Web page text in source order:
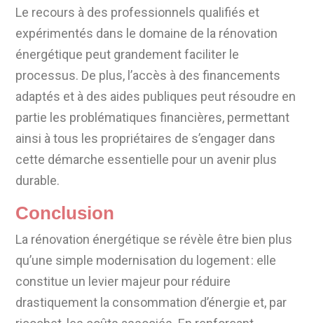
Le recours à des professionnels qualifiés et
expérimentés dans le domaine de la rénovation
énergétique peut grandement faciliter le
processus. De plus, l’accès à des financements
adaptés et à des aides publiques peut résoudre en
partie les problématiques financières, permettant
ainsi à tous les propriétaires de s’engager dans
cette démarche essentielle pour un avenir plus
durable.
Conclusion
La rénovation énergétique se révèle être bien plus
qu’une simple modernisation du logement : elle
constitue un levier majeur pour réduire
drastiquement la consommation d’énergie et, par